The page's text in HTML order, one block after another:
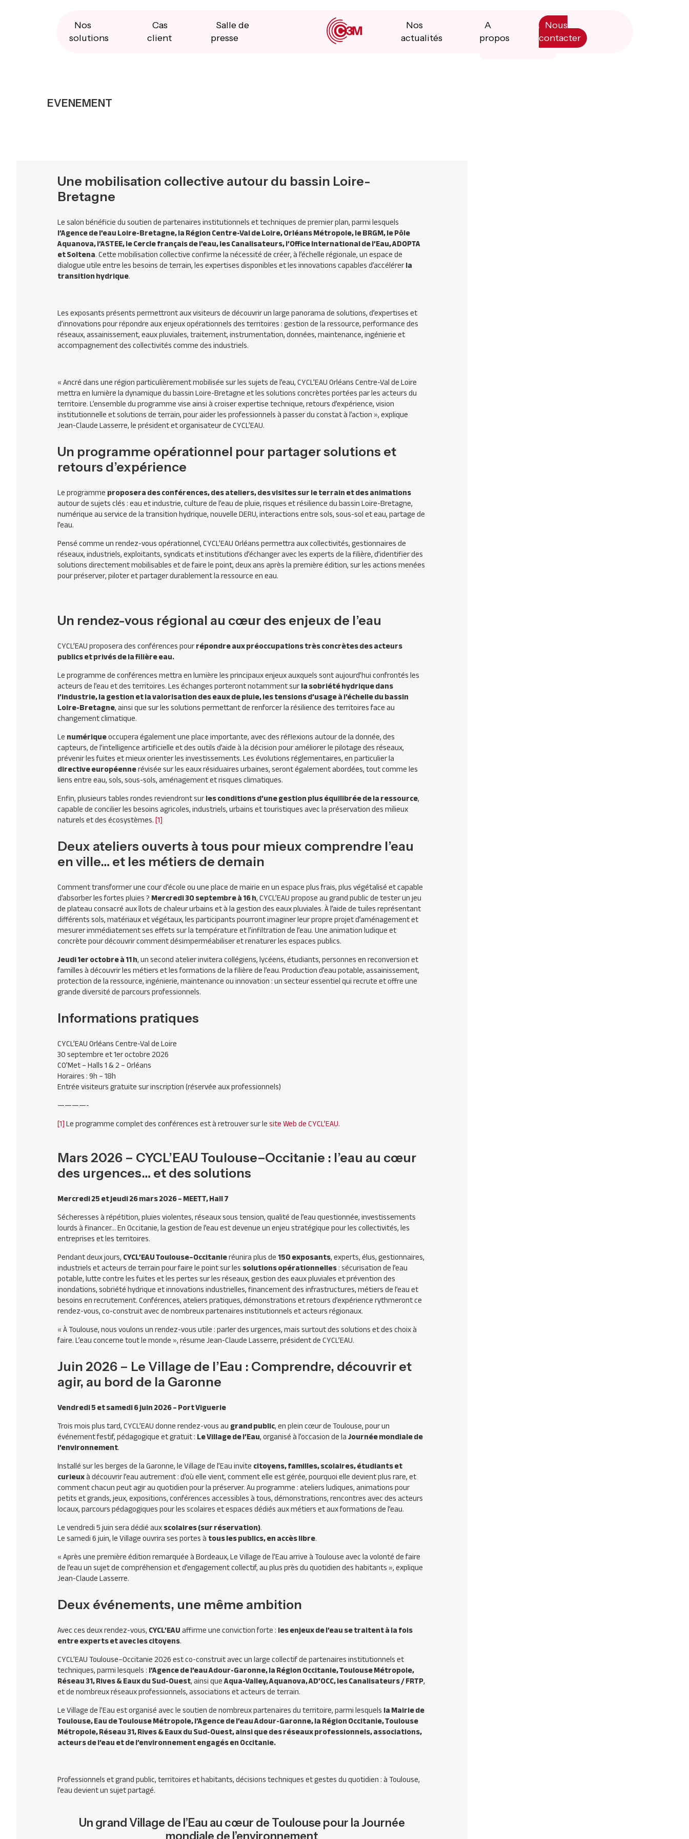
Nos
solutions
Cas
client
Salle de
presse
Nos
actualités
A
propos
Nous
contacter
EVENEMENT
Une mobilisation collective autour du bassin Loire-
Bretagne
Le salon bénéficie du soutien de partenaires institutionnels et techniques de premier plan, parmi lesquels
l’Agence de l’eau Loire-Bretagne, la Région Centre-Val de Loire, Orléans Métropole, le BRGM, le Pôle
Aquanova, l’ASTEE, le Cercle français de l’eau, les Canalisateurs, l’Office International de l’Eau, ADOPTA
et Soltena. Cette mobilisation collective confirme la nécessité de créer, à l’échelle régionale, un espace de
dialogue utile entre les besoins de terrain, les expertises disponibles et les innovations capables d’accélérerla
transition hydrique.
Les exposants présents permettront aux visiteurs de découvrir un large panorama de solutions, d’expertises et
d’innovations pour répondre aux enjeux opérationnels des territoires : gestion de la ressource, performance des
réseaux, assainissement, eaux pluviales, traitement, instrumentation, données, maintenance, ingénierie et
accompagnement des collectivités comme des industriels.
«Ancré dans une région particulièrement mobilisée sur les sujets de l’eau, CYCL’EAU Orléans Centre-Val de Loire
mettra en lumière la dynamique du bassin Loire-Bretagne et les solutions concrètes portées par les acteurs du
territoire. L’ensemble du programme vise ainsi à croiser expertise technique, retours d’expérience, vision
institutionnelle et solutions de terrain, pour aider les professionnels à passer du constat à l’action», explique
Jean-Claude Lasserre, le président et organisateur de CYCL’EAU.
Un programme opérationnel pour partager solutions et
retours d’expérience
Le programmeproposera des conférences, des ateliers, des visites sur le terrain et des animations
autour de sujets clés : eau et industrie, culture de l’eau de pluie, risques et résilience du bassin Loire-Bretagne,
numérique au service de la transition hydrique, nouvelle DERU, interactions entre sols, sous-sol et eau, partage de
l’eau.
Pensé comme un rendez-vous opérationnel, CYCL’EAU Orléans permettra aux collectivités, gestionnaires de
réseaux, industriels, exploitants, syndicats et institutions d’échanger avec les experts de la filière, d’identifier des
solutions directement mobilisables et de faire le point, deux ans après la première édition, sur les actions menées
pour préserver, piloter et partager durablement la ressource en eau.
Un rendez-vous régional au cœur des enjeux de l’eau
CYCL’EAU proposera des conférences pourrépondre aux préoccupations très concrètes des acteurs
publics et privés de la filière eau.
Le programme de conférences mettra en lumière les principaux enjeux auxquels sont aujourd’hui confrontés les
acteurs de l’eau et des territoires. Les échanges porteront notamment surla sobriété hydrique dans
l’industrie, la gestion et la valorisation des eaux de pluie, les tensions d’usage à l’échelle du bassin
Loire-Bretagne, ainsi que sur les solutions permettant de renforcer la résilience des territoires face au
changement climatique.
Lenumériqueoccupera également une place importante, avec des réflexions autour de la donnée, des
capteurs, de l’intelligence artificielle et des outils d’aide à la décision pour améliorer le pilotage des réseaux,
prévenir les fuites et mieux orienter les investissements. Les évolutions réglementaires, en particulier la
directive européennerévisée sur les eaux résiduaires urbaines, seront également abordées, tout comme les
liens entre eau, sols, sous-sols, aménagement et risques climatiques.
Enfin, plusieurs tables rondes reviendront surles conditions d’une gestion plus équilibrée de la ressource,
capable de concilier les besoins agricoles, industriels, urbains et touristiques avec la préservation des milieux
naturels et des écosystèmes.[1]
Deux ateliers ouverts à tous pour mieux comprendre l’eau
en ville… et les métiers de demain
Comment transformer une cour d’école ou une place de mairie en un espace plus frais, plus végétalisé et capable
d’absorber les fortes pluies ?Mercredi 30 septembre à 16 h, CYCL’EAU propose au grand public de tester un jeu
de plateau consacré aux îlots de chaleur urbains et à la gestion des eaux pluviales. À l’aide de tuiles représentant
différents sols, matériaux et végétaux, les participants pourront imaginer leur propre projet d’aménagement et
mesurer immédiatement ses effets sur la température et l’infiltration de l’eau. Une animation ludique et
concrète pour découvrir comment désimperméabiliser et renaturer les espaces publics.
Jeudi 1er octobre à 11 h, un second atelier invitera collégiens, lycéens, étudiants, personnes en reconversion et
familles à découvrir les métiers et les formations de la filière de l’eau. Production d’eau potable, assainissement,
protection de la ressource, ingénierie, maintenance ou innovation : un secteur essentiel qui recrute et offre une
grande diversité de parcours professionnels.
Informations pratiques
CYCL’EAU Orléans Centre-Val de Loire
30 septembre et 1er octobre 2026
CO’Met – Halls 1 & 2 – Orléans
Horaires : 9h – 18h
Entrée visiteurs gratuite sur inscription (réservée aux professionnels)
————-
[1]Le programme complet des conférences est à retrouver sur lesite Web de CYCL’EAU.
Mars 2026 – CYCL’EAU Toulouse–Occitanie : l’eau au cœur
des urgences… et des solutions
Mercredi 25 et jeudi 26 mars 2026 –MEETT, Hall 7
Sécheresses à répétition, pluies violentes, réseaux sous tension, qualité de l’eau questionnée, investissements
lourds à financer… En Occitanie, la gestion de l’eau est devenue un enjeu stratégique pour les collectivités, les
entreprises et les territoires.
Pendant deux jours,CYCL’EAU Toulouse–Occitanieréunira plus de150 exposants, experts, élus, gestionnaires,
industriels et acteurs de terrain pour faire le point sur lessolutions opérationnelles: sécurisation de l’eau
potable, lutte contre les fuites et les pertes sur les réseaux, gestion des eaux pluviales et prévention des
inondations, sobriété hydrique et innovations industrielles, financement des infrastructures, métiers de l’eau et
besoins en recrutement. Conférences, ateliers pratiques, démonstrations et retours d’expérience rythmeront ce
rendez-vous, co-construit avec de nombreux partenaires institutionnels et acteurs régionaux.
« À Toulouse, nous voulons un rendez-vous utile : parler des urgences, mais surtout des solutions et des choix à
faire. L’eau concerne tout le monde », résume Jean-Claude Lasserre, président de CYCL’EAU.
Juin 2026 – Le Village de l’Eau : Comprendre, découvrir et
agir, au bord de la Garonne
Vendredi 5 et samedi 6 juin 2026 –Port Viguerie
Trois mois plus tard, CYCL’EAU donne rendez-vous augrand public, en plein cœur de Toulouse, pour un
événement festif, pédagogique et gratuit :Le Village de l’Eau, organisé à l’occasion de laJournée mondiale de
l’environnement.
Installé sur les berges de la Garonne, le Village de l’Eau invitecitoyens, familles, scolaires, étudiants et
curieuxà découvrir l’eau autrement : d’où elle vient, comment elle est gérée, pourquoi elle devient plus rare, et
comment chacun peut agir au quotidien pour la préserver. Au programme : ateliers ludiques, animations pour
petits et grands, jeux, expositions, conférences accessibles à tous, démonstrations, rencontres avec des acteurs
locaux, parcours pédagogiques pour les scolaires et espaces dédiés aux métiers et aux formations de l’eau.
Le vendredi 5 juin sera dédié auxscolaires (sur réservation).
Le samedi 6 juin, le Village ouvrira ses portes àtous les publics, en accès libre.
« Après une première édition remarquée à Bordeaux, Le Village de l’Eau arrive à Toulouse avec la volonté de faire
de l’eau un sujet de compréhension et d’engagement collectif, au plus près du quotidien des habitants », explique
Jean-Claude Lasserre.
Deux événements, une même ambition
Avec ces deux rendez-vous,CYCL’EAUaffirme une conviction forte :les enjeux de l’eau se traitent à la fois
entre experts et avec les citoyens.
CYCL’EAU Toulouse–Occitanie 2026 est co-construit avec un large collectif de partenaires institutionnels et
techniques, parmi lesquels :l’Agence de l’eau Adour-Garonne, la Région Occitanie, Toulouse Métropole,
Réseau 31, Rives & Eaux du Sud-Ouest, ainsi queAqua-Valley, Aquanova, AD’OCC, les Canalisateurs / FRTP,
et de nombreux réseaux professionnels, associations et acteurs de terrain.
Le Village de l’Eau est organisé avec le soutien de nombreux partenaires du territoire, parmi lesquelsla Mairie de
Toulouse, Eau de Toulouse Métropole, l’Agence de l’eau Adour-Garonne, la Région Occitanie, Toulouse
Métropole, Réseau 31, Rives & Eaux du Sud-Ouest, ainsi que des réseaux professionnels, associations,
acteurs de l’eau et de l’environnement engagés en Occitanie.
Professionnels et grand public, territoires et habitants, décisions techniques et gestes du quotidien : à Toulouse,
l’eau devient un sujet partagé.
Un grand Village de l’Eau au cœur de Toulouse pour la Journée
mondiale de l’environnement